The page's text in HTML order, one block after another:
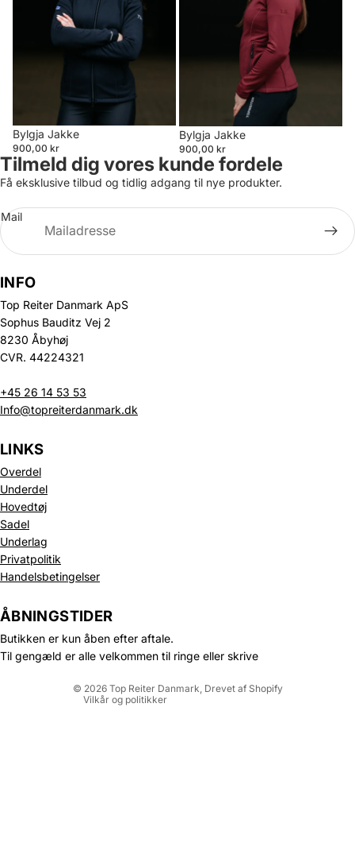
Bylgja Jakke
900,00 kr
Bylgja Jakke
900,00 kr
Tilmeld dig vores kunde fordele
Få eksklusive tilbud og tidlig adgang til nye produkter.
Mail
INFO
Top Reiter Danmark ApS
Sophus Bauditz Vej 2
8230 Åbyhøj
CVR. 44224321
+45 26 14 53 53
Info@topreiterdanmark.dk
LINKS
Overdel
Underdel
Hovedtøj
Sadel
Underlag
Privatpolitik
Handelsbetingelser
ÅBNINGSTIDER
Butikken er kun åben efter aftale.
Til gengæld er alle velkommen til ringe eller skrive
© 2026 Top Reiter Danmark , Drevet af Shopify
Vilkår og politikker
Politik om beskyttelse af persondata
Refusionspolitik
Leveringspolitik
Kontaktinformation